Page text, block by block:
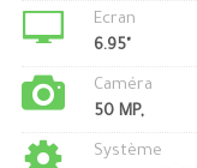
Ecran
6.95"
Caméra
50 MP,
Système